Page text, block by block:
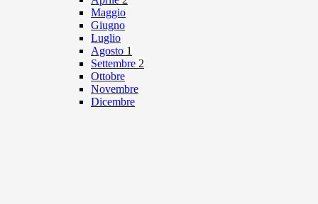
Maggio
Giugno
Luglio
Agosto 1
Settembre 2
Ottobre
Novembre
Dicembre